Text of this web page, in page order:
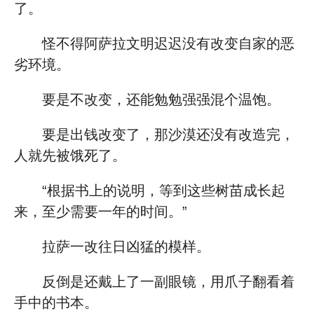
了。
怪不得阿萨拉文明迟迟没有改变自家的恶
劣环境。
要是不改变，还能勉勉强强混个温饱。
要是出钱改变了，那沙漠还没有改造完，
人就先被饿死了。
“根据书上的说明，等到这些树苗成长起
来，至少需要一年的时间。”
拉萨一改往日凶猛的模样。
反倒是还戴上了一副眼镜，用爪子翻看着
手中的书本。